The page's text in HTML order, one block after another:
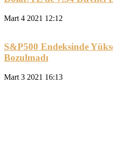
Mart 4 2021 12:12
S&P500 Endeksinde
Bozulmadı
Mart 3 2021 16:13